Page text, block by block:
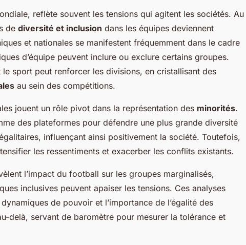
reflète souvent les tensions qui agitent les sociétés. Au
de diversité et inclusion dans les équipes deviennent
et nationales se manifestent fréquemment dans le cadre
d’équipe peuvent inclure ou exclure certains groupes.
le sport peut renforcer les divisions, en cristallisant des
au sein des compétitions.
jouent un rôle pivot dans la représentation des minorités.
des plateformes pour défendre une plus grande diversité
influençant ainsi positivement la société. Toutefois,
les ressentiments et exacerber les conflits existants.
l’impact du football sur les groupes marginalisés,
inclusives peuvent apaiser les tensions. Ces analyses
de pouvoir et l’importance de l’égalité des
delà, servant de baromètre pour mesurer la tolérance et